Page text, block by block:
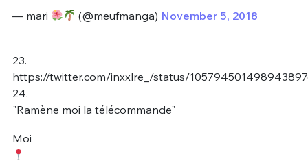
— mari (@meufmanga) November 5, 2018
23.
https://twitter.com/inxxlre_/status/
24.
"Ramène moi la télécommande"
Moi